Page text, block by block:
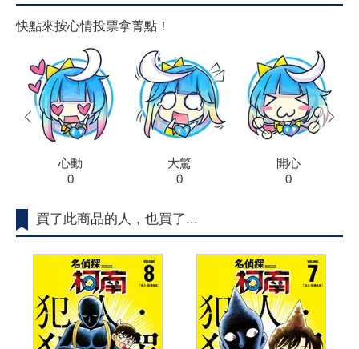
快點來按心情投票拿菁點！
心動
0
大驚
0
開心
0
prev next
買了此商品的人，也買了...